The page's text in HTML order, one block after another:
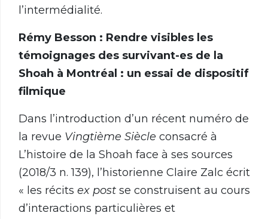
l’intermédialité.
Rémy Besson : Rendre visibles les
témoignages des survivant-es de la
Shoah à Montréal : un essai de dispositif
filmique
Dans l’introduction d’un récent numéro de
la revue Vingtième Siècle consacré à
L’histoire de la Shoah face à ses sources
(2018/3 n. 139), l’historienne Claire Zalc écrit
« les récits ex post se construisent au cours
d’interactions particulières et